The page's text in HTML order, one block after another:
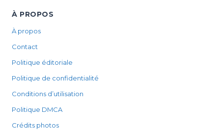
À PROPOS
À propos
Contact
Politique éditoriale
Politique de confidentialité
Conditions d’utilisation
Politique DMCA
Crédits photos